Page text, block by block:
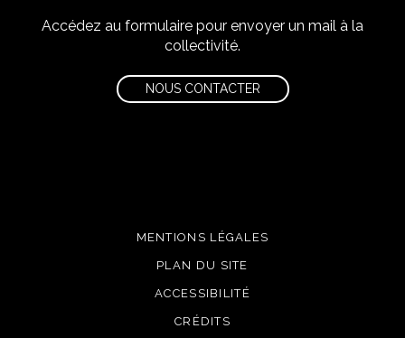
Accédez au formulaire pour envoyer un mail à la
collectivité.
NOUS CONTACTER
MENTIONS LÉGALES
PLAN DU SITE
ACCESSIBILITÉ
CRÉDITS